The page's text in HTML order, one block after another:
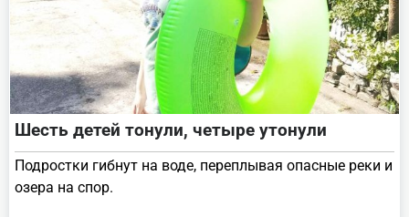
Шесть детей тонули, четыре утонули
Подростки гибнут на воде, переплывая опасные реки и
озера на спор.